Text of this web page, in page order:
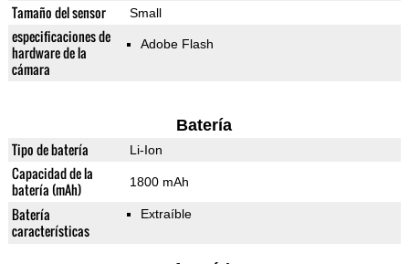
Tamaño del sensor Small
especificaciones de
hardware de la
cámara
Adobe Flash
Batería
Tipo de batería Li-Ion
Capacidad de la
batería (mAh)
1800 mAh
Batería
características
Extraíble